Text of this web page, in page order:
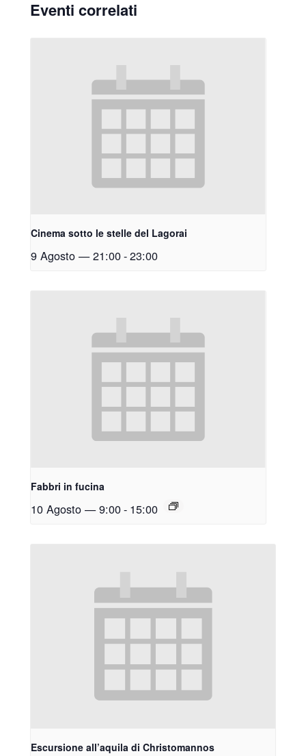
Eventi correlati
Cinema sotto le stelle del Lagorai
9 Agosto — 21:00-23:00
Fabbri in fucina
10 Agosto — 9:00- 15:00
Escursione all’aquila di Christomannos